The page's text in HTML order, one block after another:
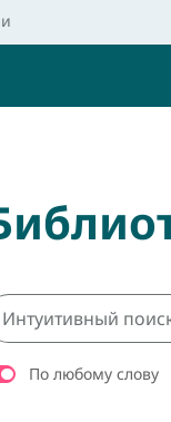
По любому слову